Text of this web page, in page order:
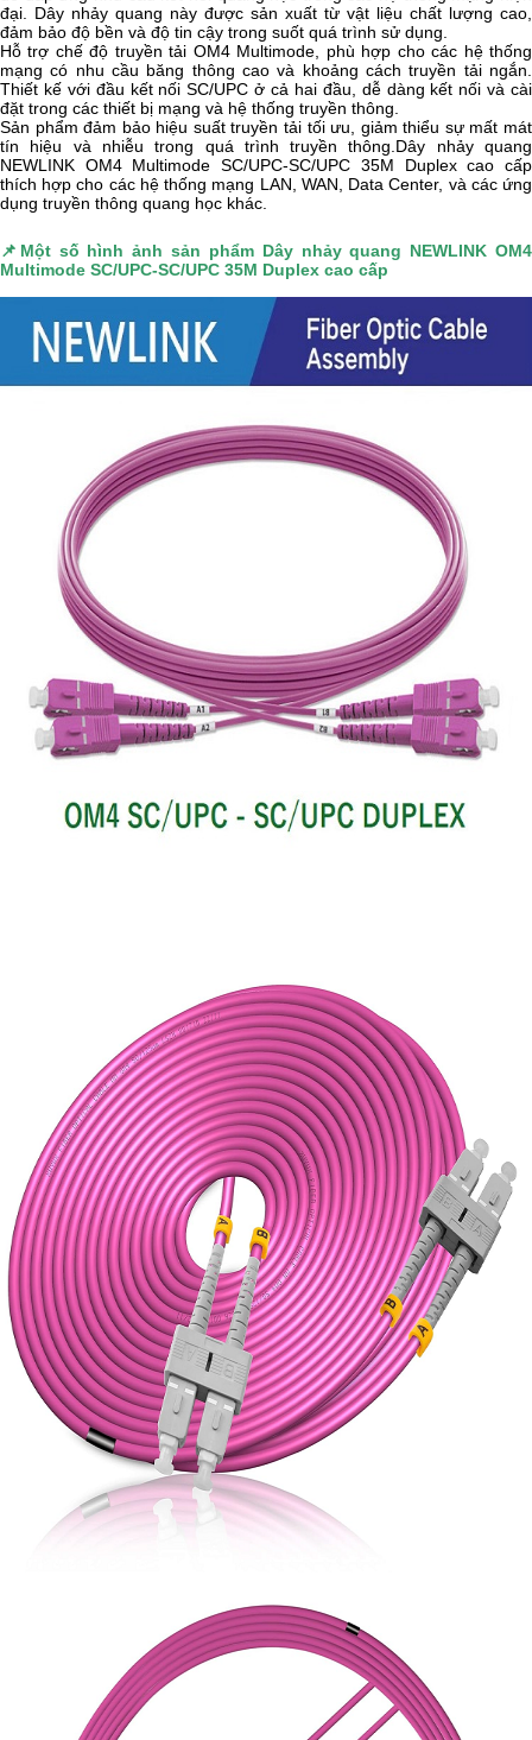
đại. Dây nhảy quang này được sản xuất từ vật liệu chất lượng cao,
đảm bảo độ bền và độ tin cậy trong suốt quá trình sử dụng.
Hỗ trợ chế độ truyền tải OM4 Multimode, phù hợp cho các hệ thống
mạng có nhu cầu băng thông cao và khoảng cách truyền tải ngắn.
Thiết kế với đầu kết nối SC/UPC ở cả hai đầu, dễ dàng kết nối và cài
đặt trong các thiết bị mạng và hệ thống truyền thông.
Sản phẩm đảm bảo hiệu suất truyền tải tối ưu, giảm thiểu sự mất mát
tín hiệu và nhiễu trong quá trình truyền thông.Dây nhảy quang
NEWLINK OM4 Multimode SC/UPC-SC/UPC 35M Duplex cao cấp
thích hợp cho các hệ thống mạng LAN, WAN, Data Center, và các ứng
dụng truyền thông quang học khác.
📌 Một số hình ảnh sản phẩm Dây nhảy quang NEWLINK OM4
Multimode SC/UPC-SC/UPC 35M Duplex cao cấp